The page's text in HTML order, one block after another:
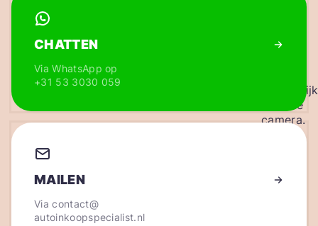
CHATTEN
Via WhatsApp op
+31 53 3030 059
MAILEN
Viacontact@
autoinkoopspecialist.nl